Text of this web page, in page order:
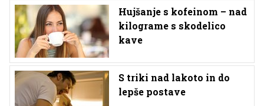
Hujšanje s kofeinom – nad
kilograme s skodelico
kave
S triki nad lakoto in do
lepše postave